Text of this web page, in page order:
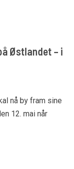
Østlandet – i
nå by fram sine
12. mai når